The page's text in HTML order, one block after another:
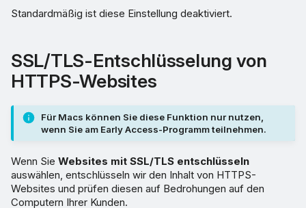
Standardmäßig ist diese Einstellung deaktiviert.
SSL/TLS-Entschlüsselung von
HTTPS-Websites
Für Macs können Sie diese Funktion nur nutzen,
wenn Sie am Early Access-Programm teilnehmen.
Wenn Sie Websites mit SSL/TLS entschlüsseln
auswählen, entschlüsseln wir den Inhalt von HTTPS-
Websites und prüfen diesen auf Bedrohungen auf den
Computern Ihrer Kunden.